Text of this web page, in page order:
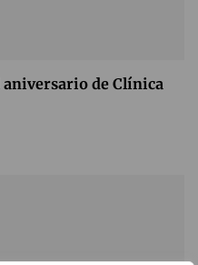
aniversario de Clínica